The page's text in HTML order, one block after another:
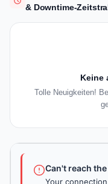
& Downtime-
Keine
Tolle Neuigkeiten!
Can't reach
Your